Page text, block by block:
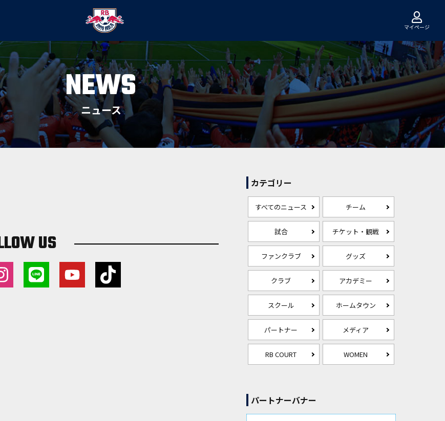
マイページ
NEWS
ニュース
US
カテゴリー
すべてのニュース チーム
試合 チケット・観戦
ファンクラブ グッズ
クラブ アカデミー
スクール ホームタウン
パートナー メディア
RB COURT WOMEN
パートナーバナー